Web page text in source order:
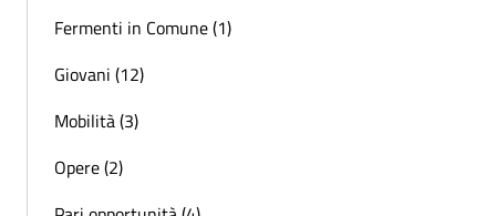
Fermenti in Comune (1)
Giovani (12)
Mobilità (3)
Opere (2)